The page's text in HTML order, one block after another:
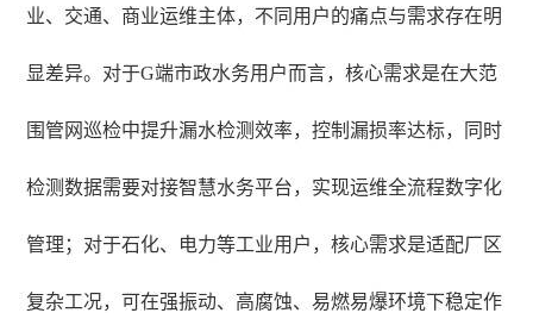
业、交通、商业运维主体，不同用户的痛点与需求存在明
显差异。对于G端市政水务用户而言，核心需求是在大范
围管网巡检中提升漏水检测效率，控制漏损率达标，同时
检测数据需要对接智慧水务平台，实现运维全流程数字化
管理；对于石化、电力等工业用户，核心需求是适配厂区
复杂工况，可在强振动、高腐蚀、易燃易爆环境下稳定作